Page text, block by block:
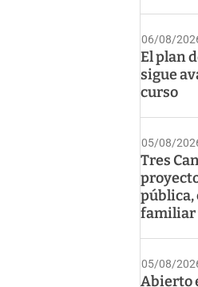
06/08/
El plan
sigue
curso
05/08/
Tres
pública,
familiar
05/08/
Abierto